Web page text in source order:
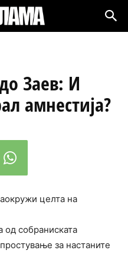
Заев: И
амнестија?
целта на
од собраниската
за настаните